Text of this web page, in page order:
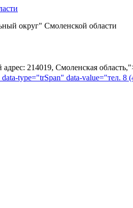
округ" Смоленской области
214019, Смоленская
type="trSpan" data-value="тел. 8